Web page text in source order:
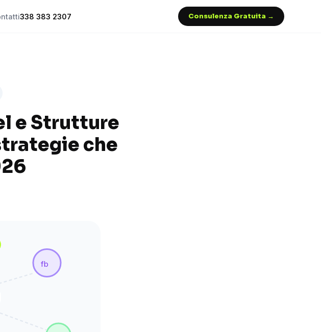
338 383 2307 Consulenza Gratuita →
e Strutture
che
fb